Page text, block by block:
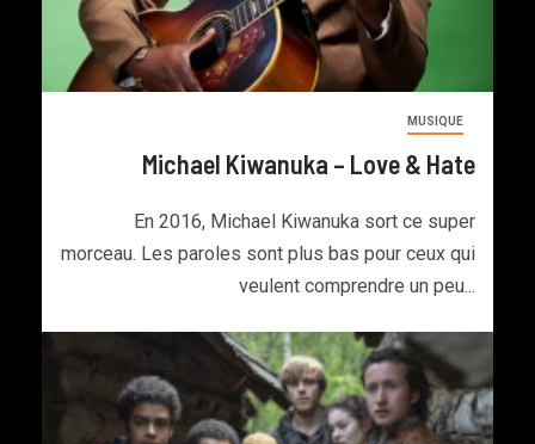
MUSIQUE
Michael Kiwanuka – Love & Hate
En 2016, Michael Kiwanuka sort ce super
morceau. Les paroles sont plus bas pour ceux qui
veulent comprendre un peu...